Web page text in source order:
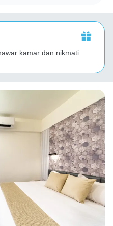
kamar dan nikmati